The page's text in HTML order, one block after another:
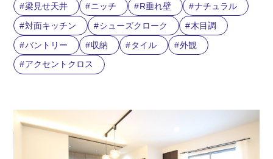
梁見せ天井
ニッチ R垂れ壁
ナチュラル
対面キッチン
シューズクローク
木目調
バントリー
収納 タイル
外観
アクセントクロス